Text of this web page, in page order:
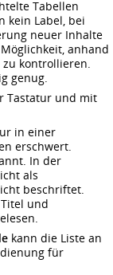
Tabellen
kein Label, bei
neuer Inhalte
anhand
kontrollieren.
genug.
Tastatur und mit
in einer
erschwert.
In der
als
beschriftet.
und
kann die Liste an
für